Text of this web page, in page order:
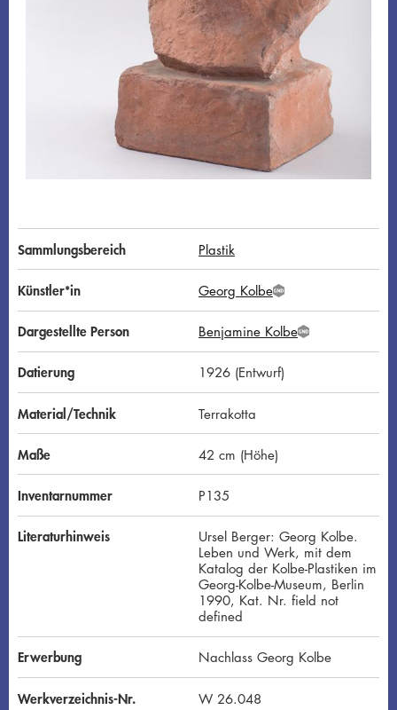
Sammlungsbereich Plastik
Künstler*in Georg KolbeG
N
D
Dargestellte Person Benjamine KolbeG
N
Datierung 1926 (Entwurf)
Material/Technik Terrakotta
Maße 42 cm (Höhe)
Inventarnummer P135
Literaturhinweis
Ursel Berger: Georg Kolbe.
Leben und Werk, mit dem
Katalog der Kolbe-Plastiken im
Georg-Kolbe-Museum, Berlin
1990, Kat. Nr. field not
defined
Erwerbung Nachlass Georg Kolbe
Werkverzeichnis-Nr. W 26.048